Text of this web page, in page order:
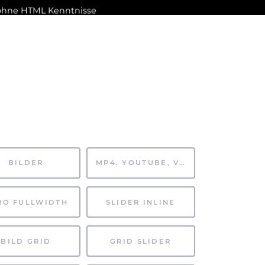
HTML Kenntnisse
BILDER MP4, YOUTUBE, VIMEO
FULLWIDTH SLIDER INLINE
BILD GRID GRID SLIDER